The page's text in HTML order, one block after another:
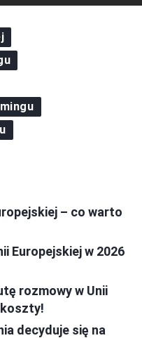
– co warto
Europejskiej w 2026
rozmowy w Unii
decyduje się na